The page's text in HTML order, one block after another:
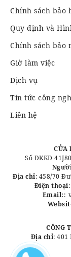
Chính sách bảo
Quy định và
Chính sách bảo
Giờ làm việc
Dịch vụ
Tin tức công
Liên hệ
CỬA
Số ĐKKD
Địa chỉ: 458/70
Điện thoại:
Email::
CÔNG
Địa chỉ: 401